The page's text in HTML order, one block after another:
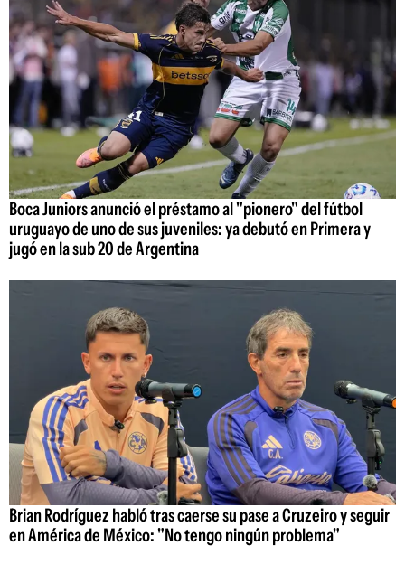
Boca Juniors anunció el préstamo al "pionero" del fútbol
uruguayo de uno de sus juveniles: ya debutó en Primera y
jugó en la sub 20 de Argentina
Brian Rodríguez habló tras caerse su pase a Cruzeiro y seguir
en América de México: "No tengo ningún problema"